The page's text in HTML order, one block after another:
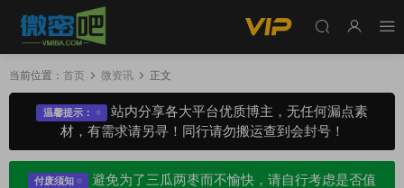
当前位置： 首页 微资讯 正文
温馨提示：
站内分享各大平台优质博主，无任何漏点素
材，有需求请另寻！同行请勿搬运查到会封号！
付废须知
避免为了三瓜两枣而不愉快，请自行考虑是否值